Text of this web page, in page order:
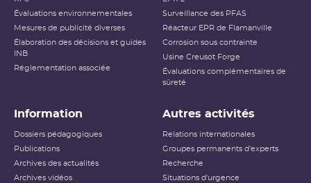
Évaluations environnementales
Mesures de publicité diverses
Élaboration des décisions et guides
INB
Réglementation associée
Surveillance des PFAS
Réacteur EPR de Flamanville
Corrosion sous contrainte
Usine Creusot Forge
Évaluations complémentaires de
sûreté
Information
Dossiers pédagogiques
Publications
Archives des actualités
Archives vidéos
Autres activités
Relations internationales
Groupes permanents d'experts
Recherche
Situations d'urgence